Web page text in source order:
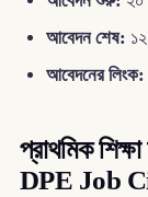
আবেদন শেষ:
আবেদনের লিংক:
প্রাথমিক
DPE Job